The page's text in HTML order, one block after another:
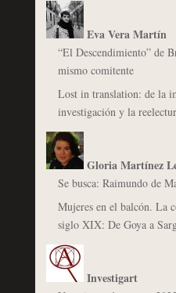
Eva Vera Martín
“El Descendimiento” de
mismo comitente
Lost in translation: de la
investigación y la
Gloria Martínez
Se busca: Raimundo de
Mujeres en el balcón. La
siglo XIX: De Goya a
Investigart